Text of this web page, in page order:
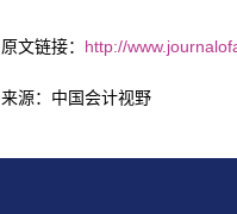
原文链接： http://
来源：中国会计视野